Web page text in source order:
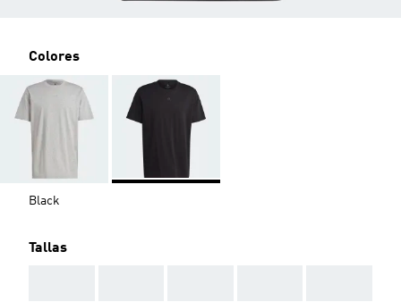
Colores
Black
Tallas